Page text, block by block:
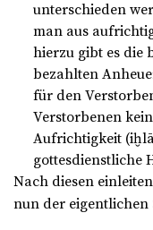
unterschieden
man aus
hierzu gibt es die
bezahlten
für den
Verstorbenen
Aufrichtigkeit
gottesdienstliche
Nach diesen
nun der eigentlichen